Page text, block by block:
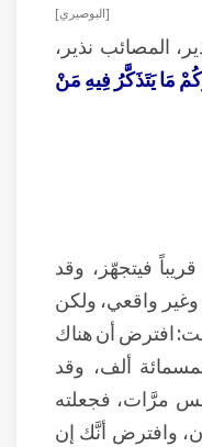
[ البوصيري ]
المصائب نذير،
مَا يَتَذَكَّرُ فِيهِ مَنْ
فيتجهّز، وقد
واقعي، ولكن
افترض أن هناك
ألف، وقد
مرَّات، فجعلته
وافترض أنَّك إن